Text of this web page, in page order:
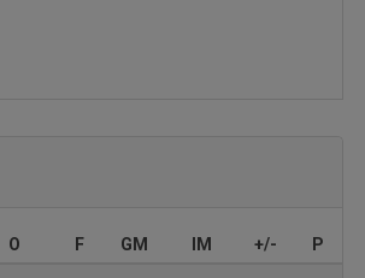
O F GM IM +/- P